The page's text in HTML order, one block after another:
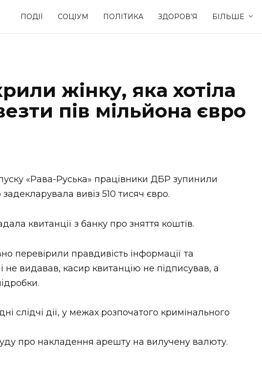
ПОДІЇ СОЦІУМ ПОЛІТИКА ЗДОРОВ’Я БІЛЬШЕ
Спорт Стиль життя
жінку, яка хотіла
пів мільйона євро
«Рава-Руська» працівники ДБР зупинили
вивіз 510 тисяч євро.
квитанції з банку про зняття коштів.
перевірили правдивість інформації та
видавав, касир квитанцію не підписував, а
слідчі дії, у межах розпочатого кримінального
про накладення арешту на вилучену валюту.